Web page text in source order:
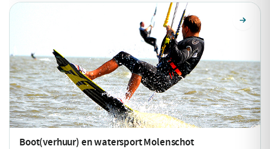
Boot(verhuur) en watersportMolenschot